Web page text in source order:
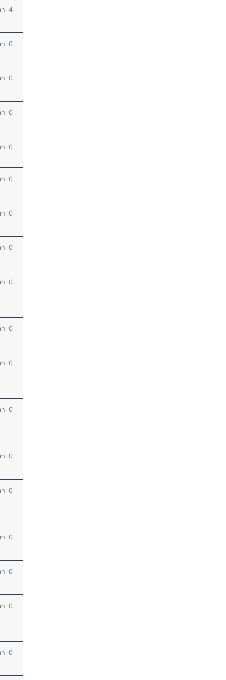
4
0
0
0
0
0
0
0
0
0
0
0
0
0
0
0
0
0